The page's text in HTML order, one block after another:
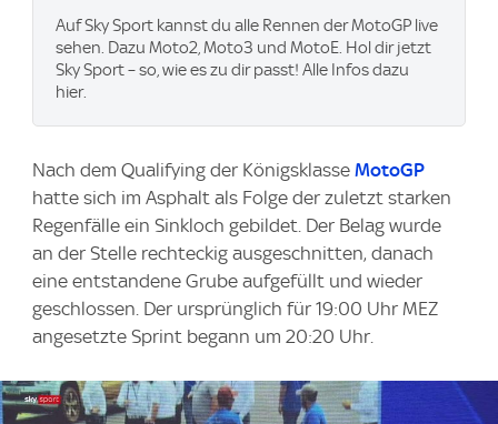
Auf Sky Sport kannst du alle Rennen der MotoGP live
sehen. Dazu Moto2, Moto3 und MotoE. Hol dir jetzt
Sky Sport – so, wie es zu dir passt! Alle Infos dazu
hier.
Nach dem Qualifying der Königsklasse MotoGP
hatte sich im Asphalt als Folge der zuletzt starken
Regenfälle ein Sinkloch gebildet. Der Belag wurde
an der Stelle rechteckig ausgeschnitten, danach
eine entstandene Grube aufgefüllt und wieder
geschlossen. Der ursprünglich für 19:00 Uhr MEZ
angesetzte Sprint begann um 20:20 Uhr.